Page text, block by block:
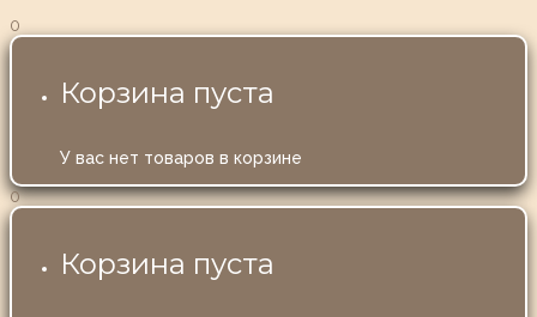
0
Корзина пуста
У вас нет товаров в корзине
0
Корзина пуста